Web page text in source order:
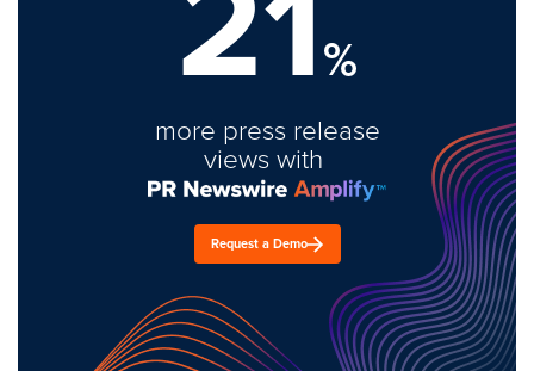
%
more press release
views with
Request a Demo